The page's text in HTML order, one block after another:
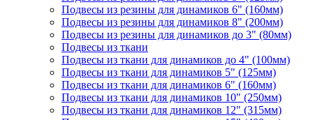
Подвесы из резины для динамиков 6" (160мм)
Подвесы из резины для динамиков 8" (200мм)
Подвесы из резины для динамиков до 3" (80мм)
Подвесы из ткани
Подвесы из ткани для динамиков до 4" (100мм)
Подвесы из ткани для динамиков 5" (125мм)
Подвесы из ткани для динамиков 6" (160мм)
Подвесы из ткани для динамиков 10" (250мм)
Подвесы из ткани для динамиков 12" (315мм)